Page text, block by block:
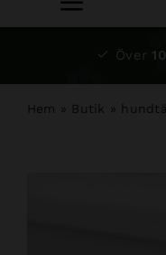
Toggle
Över
Hem » Butik »